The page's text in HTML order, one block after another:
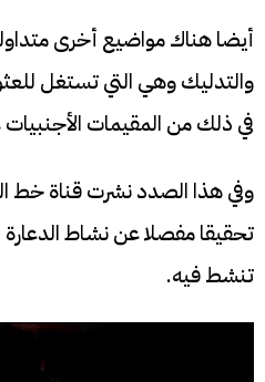
أيضا هناك مواضيع أخرى
والتدليك وهي التي تستغل
في ذلك من المقيمات
وفي هذا الصدد نشرت قناة خط
تحقيقا مفصلا عن نشاط
تنشط فيه.